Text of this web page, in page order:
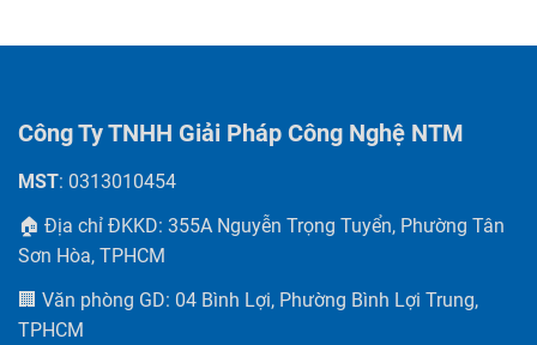
Công Ty TNHH Giải Pháp Công Nghệ NTM
MST: 0313010454
🏠 Địa chỉ ĐKKD: 355A Nguyễn Trọng Tuyển, Phường Tân
Sơn Hòa, TPHCM
🏢 Văn phòng GD: 04 Bình Lợi, Phường Bình Lợi Trung,
TPHCM